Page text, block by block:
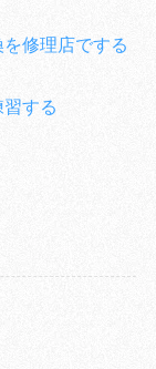
修理店でする
する